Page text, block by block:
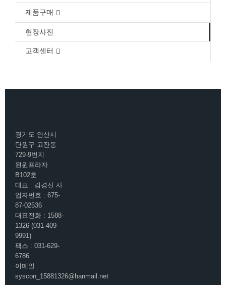
제품구매
현장사진
고객센터
경기도 안산시
단원구 고잔동
729-9번지
윈윈프라자
B102호
대표 : 김경신 사
업자번호 : 675-
87-02536
대표전화 : 1588-
1326 (031-409-
9991)
팩스 : 031-629-
6786
이메일 :
syscon_15881326@hanmail.net